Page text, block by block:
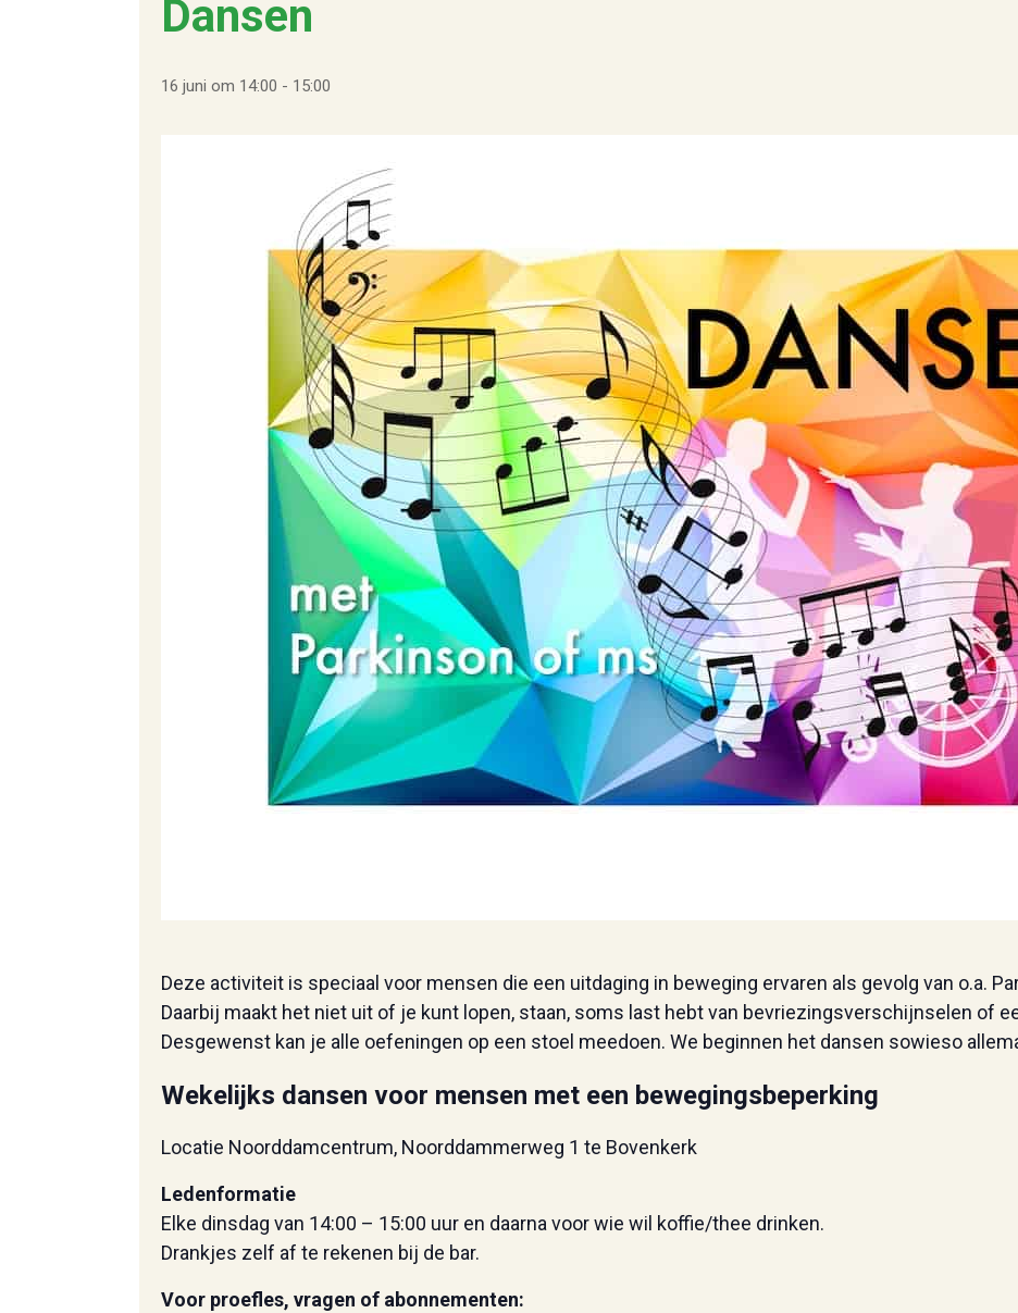
Dansen
16 juni om 14:00 - 15:00
Deze activiteit is speciaal voor mensen die een uitdaging in beweging ervaren als gevolg van o.a.
Daarbij maakt het niet uit of je kunt lopen, staan, soms last hebt van bevriezingsverschijnselen of
Desgewenst kan je alle oefeningen op een stoel meedoen. We beginnen het dansen sowieso
Wekelijks dansen voor mensen met een bewegingsbeperking
Locatie Noorddamcentrum, Noorddammerweg 1 te Bovenkerk
Ledenformatie
Elke dinsdag van 14:00 – 15:00 uur en daarna voor wie wil koffie/thee drinken.
Drankjes zelf af te rekenen bij de bar.
Voor proefles, vragen of abonnementen: